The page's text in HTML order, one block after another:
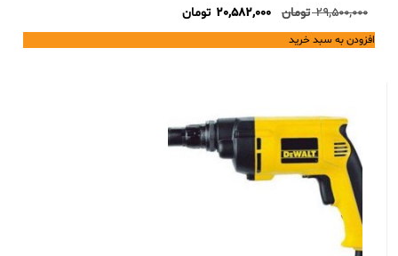
29,500,000 تومان
Original
price
was:
20,582,000 تومانCurrent
price
is:
افزودن به سبد خرید